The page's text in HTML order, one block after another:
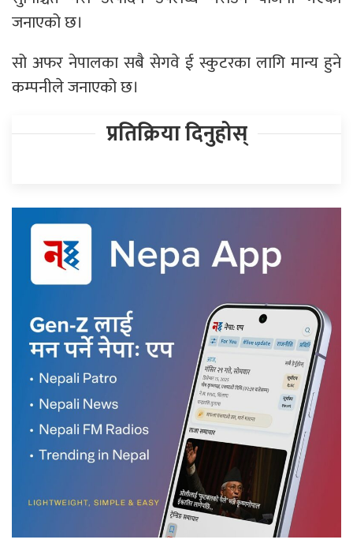
जनाएको छ।
सो अफर नेपालका सबै सेगवे ई स्कुटरका लागि मान्य हुने
कम्पनीले जनाएको छ।
प्रतिक्रिया दिनुहोस्